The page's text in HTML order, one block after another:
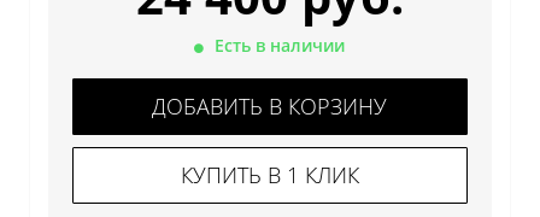
Есть в наличии
ДОБАВИТЬ В КОРЗИНУ
КУПИТЬ В 1 КЛИК